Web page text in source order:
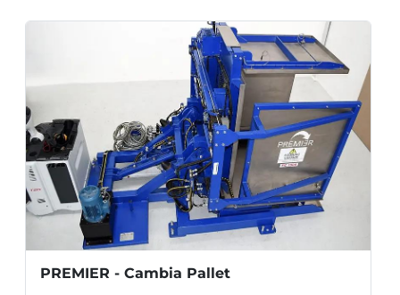
Batteria di trazione: 24 V
PREMIER - Cambia Pallet